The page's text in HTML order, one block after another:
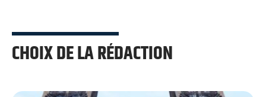
CHOIX DE LA RÉDACTION